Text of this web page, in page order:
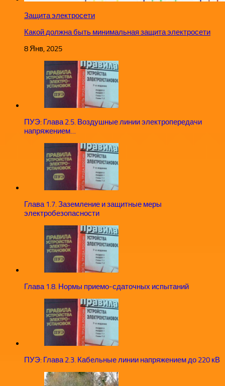
Защита электросети
Какой должна быть минимальная защита электросети
8 Янв, 2025
ПУЭ: Глава 2.5. Воздушные линии электропередачи
напряжением…
Глава 1.7. Заземление и защитные меры
электробезопасности
Глава 1.8. Нормы приемо-сдаточных испытаний
ПУЭ: Глава 2.3. Кабельные линии напряжением до 220 кВ